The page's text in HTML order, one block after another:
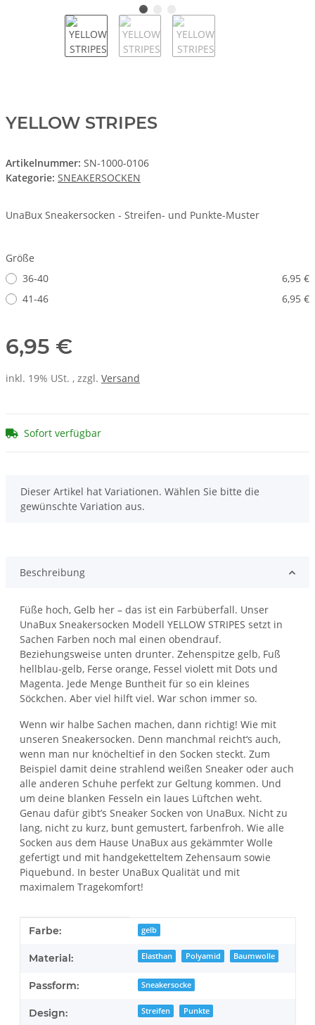
YELLOW STRIPES
Artikelnummer: SN-1000-0106
Kategorie: SNEAKERSOCKEN
UnaBux Sneakersocken - Streifen- und Punkte-Muster
Größe
36-40
6,95 €
41-46
6,95 €
6,95 €
inkl. 19% USt. , zzgl. Versand
Sofort verfügbar
x
Dieser Artikel hat Variationen. Wählen Sie bitte die
gewünschte Variation aus.
Beschreibung
Füße hoch, Gelb her – das ist ein Farbüberfall. Unser
UnaBux Sneakersocken Modell YELLOW STRIPES setzt in
Sachen Farben noch mal einen obendrauf.
Beziehungsweise unten drunter. Zehenspitze gelb, Fuß
hellblau-gelb, Ferse orange, Fessel violett mit Dots und
Magenta. Jede Menge Buntheit für so ein kleines
Söckchen. Aber viel hilft viel. War schon immer so.
Wenn wir halbe Sachen machen, dann richtig! Wie mit
unseren Sneakersocken. Denn manchmal reicht‘s auch,
wenn man nur knöcheltief in den Socken steckt. Zum
Beispiel damit deine strahlend weißen Sneaker oder auch
alle anderen Schuhe perfekt zur Geltung kommen. Und
um deine blanken Fesseln ein laues Lüftchen weht.
Genau dafür gibt’s Sneaker Socken von UnaBux. Nicht zu
lang, nicht zu kurz, bunt gemustert, farbenfroh. Wie alle
Socken aus dem Hause UnaBux aus gekämmter Wolle
gefertigt und mit handgeketteltem Zehensaum sowie
Piquebund. In bester UnaBux Qualität und mit
maximalem Tragekomfort!
Produkteigenschaft
Wert
Farbe: gelb
Material: Elasthan Polyamid Baumwolle
Passform: Sneakersocke
Design: Streifen Punkte